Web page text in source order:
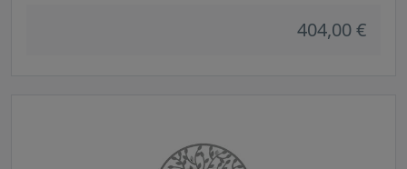
404,00 €